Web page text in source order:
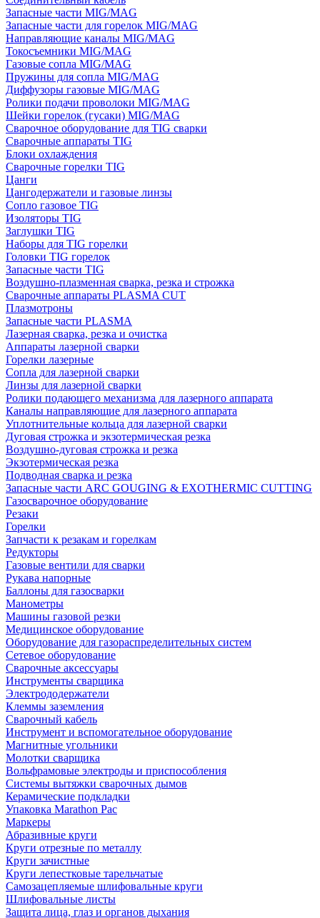
Запасные части MIG/MAG
Запасные части для горелок MIG/MAG
Направляющие каналы MIG/MAG
Токосъемники MIG/MAG
Газовые сопла MIG/MAG
Пружины для сопла MIG/MAG
Диффузоры газовые MIG/MAG
Ролики подачи проволоки MIG/MAG
Шейки горелок (гусаки) MIG/MAG
Сварочное оборудование для TIG сварки
Сварочные аппараты TIG
Блоки охлаждения
Сварочные горелки TIG
Цанги
Цангодержатели и газовые линзы
Сопло газовое TIG
Изоляторы TIG
Заглушки TIG
Наборы для TIG горелки
Головки TIG горелок
Запасные части TIG
Воздушно-плазменная сварка, резка и строжка
Сварочные аппараты PLASMA CUT
Плазмотроны
Запасные части PLASMA
Лазерная сварка, резка и очистка
Аппараты лазерной сварки
Горелки лазерные
Сопла для лазерной сварки
Линзы для лазерной сварки
Ролики подающего механизма для лазерного аппарата
Каналы направляющие для лазерного аппарата
Уплотнительные кольца для лазерной сварки
Дуговая строжка и экзотермическая резка
Воздушно-дуговая строжка и резка
Экзотермическая резка
Подводная сварка и резка
Запасные части ARC GOUGING & EXOTHERMIC CUTTING
Газосварочное оборудование
Резаки
Горелки
Запчасти к резакам и горелкам
Редукторы
Газовые вентили для сварки
Рукава напорные
Баллоны для газосварки
Манометры
Машины газовой резки
Медицинское оборудование
Оборудование для газораспределительных систем
Сетевое оборудование
Сварочные аксессуары
Инструменты сварщика
Электрододержатели
Клеммы заземления
Сварочный кабель
Инструмент и вспомогательное оборудование
Магнитные угольники
Молотки сварщика
Вольфрамовые электроды и приспособления
Системы вытяжки сварочных дымов
Керамические подкладки
Упаковка Marathon Pac
Маркеры
Абразивные круги
Круги отрезные по металлу
Круги зачистные
Круги лепестковые тарельчатые
Самозацепляемые шлифовальные круги
Шлифовальные листы
Защита лица, глаз и органов дыхания